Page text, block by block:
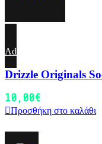
Add to wishlist
Drizzle Originals
10,00€
Προσθήκη στο καλάθι